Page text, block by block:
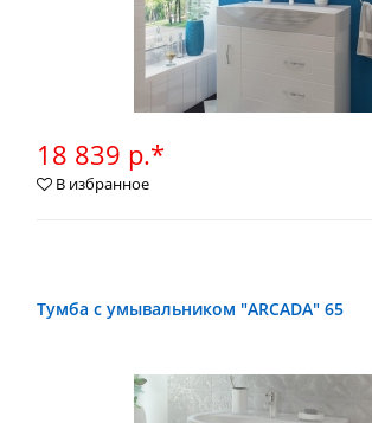
18 839 р.*
В избранное
Тумба с умывальником "ARCADA" 65